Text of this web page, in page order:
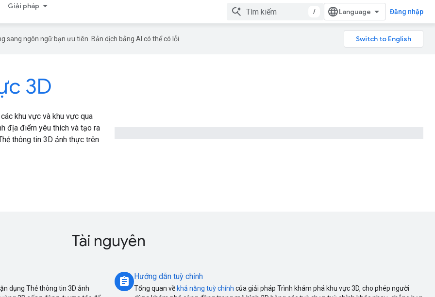
Giải pháp
/ Đăng nhập
sang ngôn ngữ bạn ưu tiên. Bản dịch bằng AI có thể có lỗi.
3D
khu vực và khu vực qua
địa điểm yêu thích và tạo ra
thông tin 3D ảnh thực trên
Tài nguyên
dụng Thẻ thông tin 3D ảnh
assignment Hướng dẫn tuỳ chỉnh
Tổng quan về khả năng tuỳ chỉnh của giải pháp Trình khám phá khu vực 3D, cho phép người